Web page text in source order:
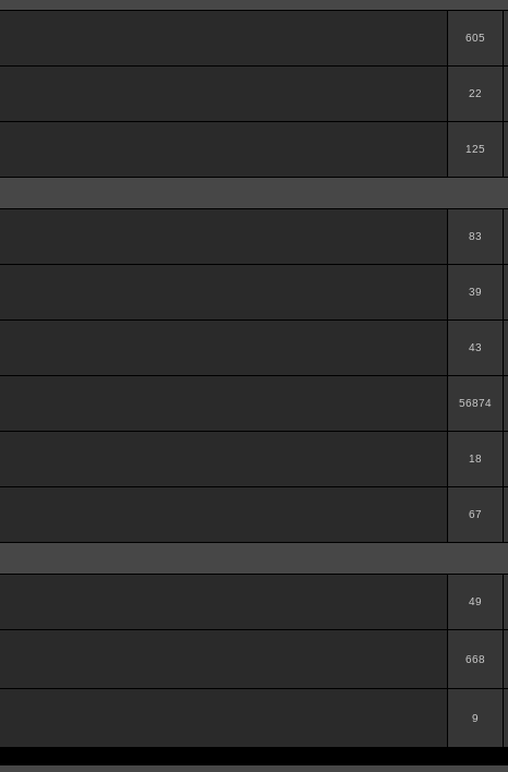
605
22
125
83
39
43
56874
18
67
49
668
9